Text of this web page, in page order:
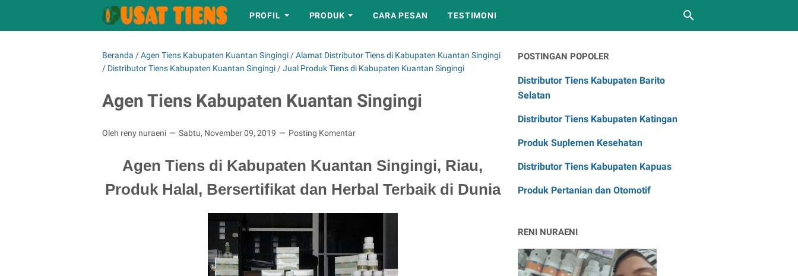
PROFIL PRODUK CARA PESAN TESTIMONI
Beranda /Agen Tiens Kabupaten Kuantan Singingi /Alamat Distributor Tiens di Kabupaten Kuantan Singingi
/ Distributor Tiens Kabupaten Kuantan Singingi /Jual Produk Tiens di Kabupaten Kuantan Singingi
Agen Tiens Kabupaten Kuantan Singingi
Oleh reny nuraeni Sabtu, November 09, 2019 Posting Komentar
Agen Tiens di Kabupaten Kuantan Singingi, Riau,
Produk Halal, Bersertifikat dan Herbal Terbaik di Dunia
POSTINGAN POPOLER
Distributor Tiens Kabupaten Barito
Selatan
Distributor Tiens Kabupaten Katingan
Produk Suplemen Kesehatan
Distributor Tiens Kabupaten Kapuas
Produk Pertanian dan Otomotif
RENI NURAENI